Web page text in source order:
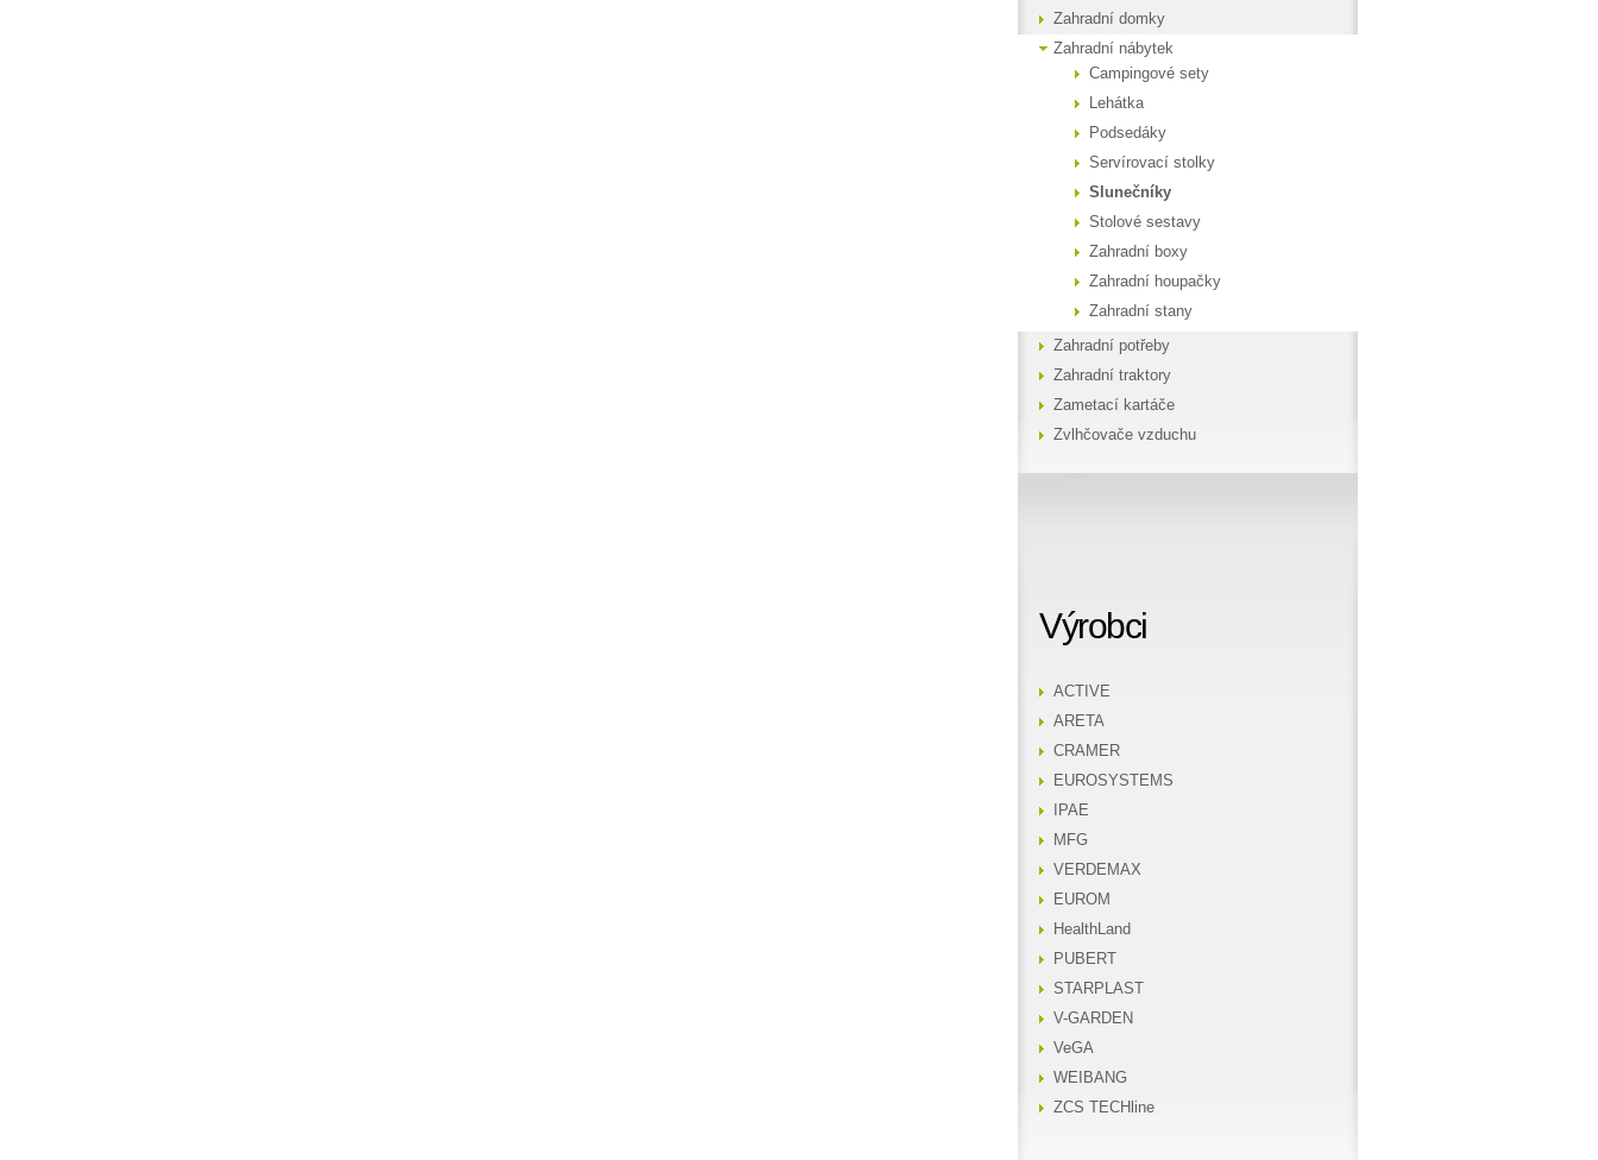
Zahradní domky
Zahradní nábytek
Campingové sety
Lehátka
Podsedáky
Servírovací stolky
Slunečníky
Stolové sestavy
Zahradní boxy
Zahradní houpačky
Zahradní stany
Zahradní potřeby
Zahradní traktory
Zametací kartáče
Zvlhčovače vzduchu
Výrobci
ACTIVE
ARETA
CRAMER
EUROSYSTEMS
IPAE
MFG
VERDEMAX
EUROM
HealthLand
PUBERT
STARPLAST
V-GARDEN
VeGA
WEIBANG
ZCS TECHline